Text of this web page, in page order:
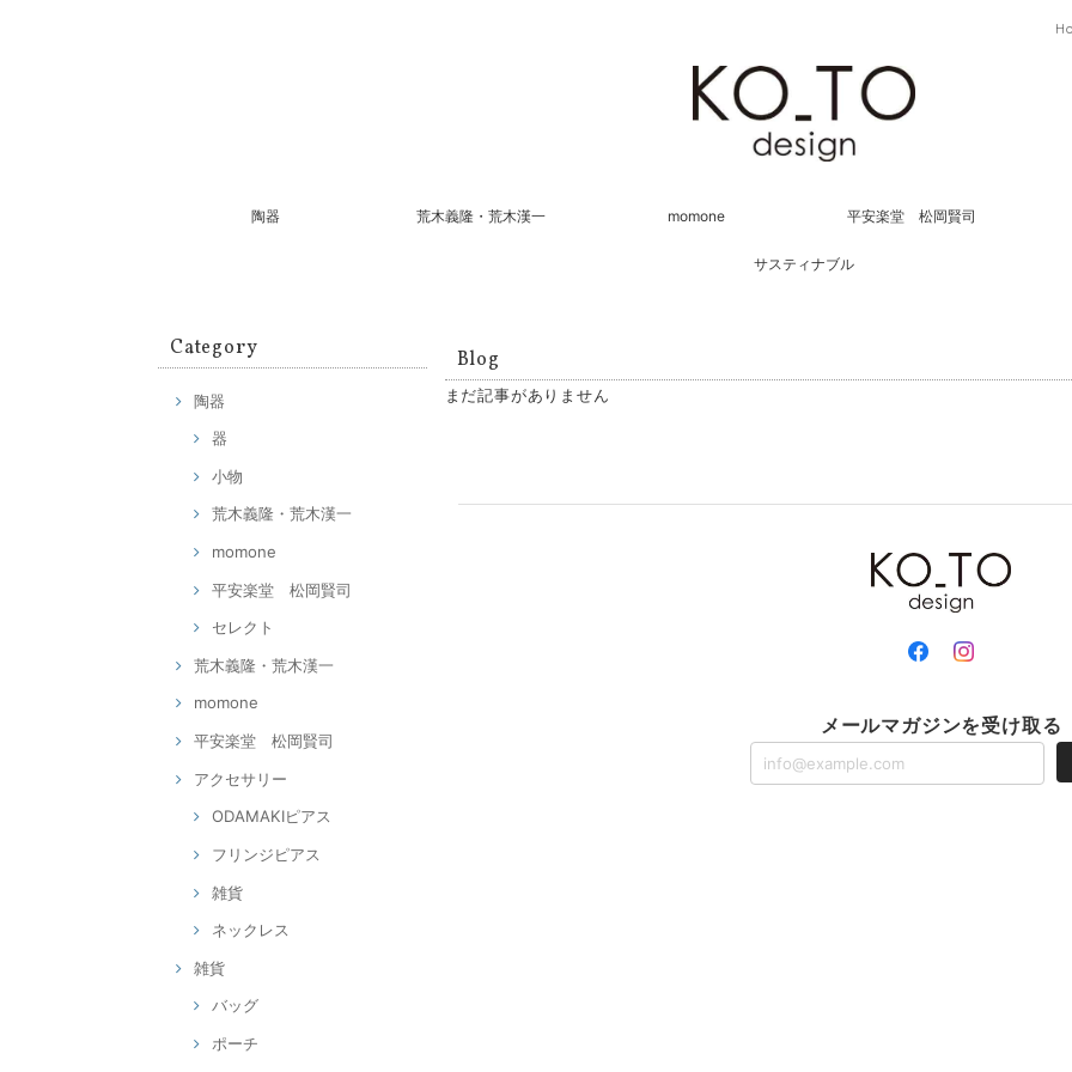
陶器 荒木義隆・荒木漢一 momone 平安楽堂 松岡賢司
サスティナブル
Category
陶器
器
小物
荒木義隆・荒木漢一
momone
平安楽堂 松岡賢司
セレクト
荒木義隆・荒木漢一
momone
平安楽堂 松岡賢司
アクセサリー
ODAMAKIピアス
フリンジピアス
雑貨
ネックレス
雑貨
バッグ
ポーチ
Blog
まだ記事がありません
メールマガジンを受け取る